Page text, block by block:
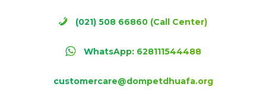
(021) 508 66860 (Call Center)
WhatsApp: 628111544488
customercare@dompetdhuafa.org